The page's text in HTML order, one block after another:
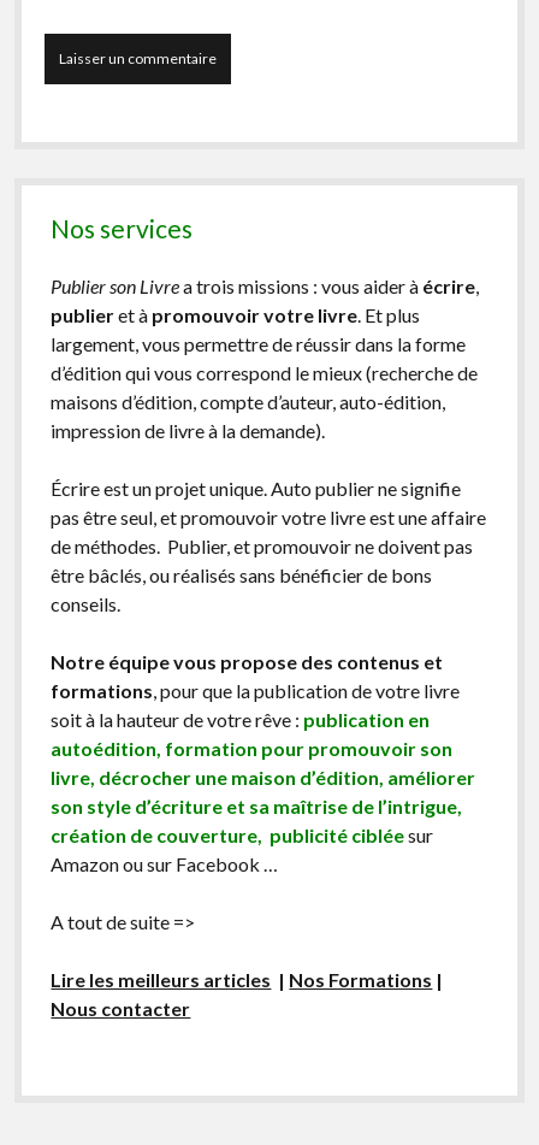
Nos services
Publier son Livrea trois missions : vous aider à écrire,
publieret à promouvoir votre livre. Et plus
largement, vous permettre de réussir dans la forme
d’édition qui vous correspond le mieux (recherche de
maisons d’édition, compte d’auteur, auto-édition,
impression de livre à la demande).
Écrire est un projet unique. Auto publier ne signifie
pas être seul, et promouvoir votre livre est une affaire
de méthodes. Publier, et promouvoir ne doivent pas
être bâclés, ou réalisés sans bénéficier de bons
conseils.
Notre équipe vous propose des contenus et
formations, pour que la publication de votre livre
soit à la hauteur de votre rêve : publication en
autoédition, formation pour promouvoir son
livre, décrocher une maison d’édition, améliorer
son style d’écriture et sa maîtrise de l’intrigue,
création de couverture, publicité cibléesur
Amazon ou sur Facebook …
A tout de suite =>
Lire les meilleurs articles | Nos Formations |
Nous contacter